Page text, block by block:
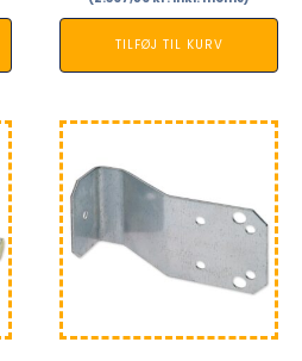
TILFØJ TIL KURV